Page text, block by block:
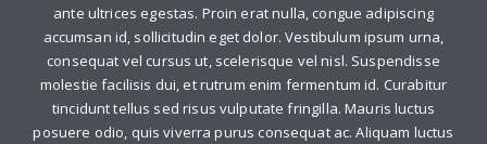
ante ultrices egestas. Proin erat nulla, congue adipiscing
accumsan id, sollicitudin eget dolor. Vestibulum ipsum urna,
consequat vel cursus ut, scelerisque vel nisl. Suspendisse
molestie facilisis dui, et rutrum enim fermentum id. Curabitur
tincidunt tellus sed risus vulputate fringilla. Mauris luctus
posuere odio, quis viverra purus consequat ac. Aliquam luctus